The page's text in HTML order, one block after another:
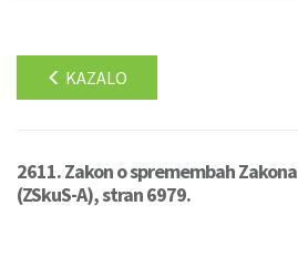
KAZALO
2611. Zakon o spremembah
(ZSkuS-A), stran 6979.